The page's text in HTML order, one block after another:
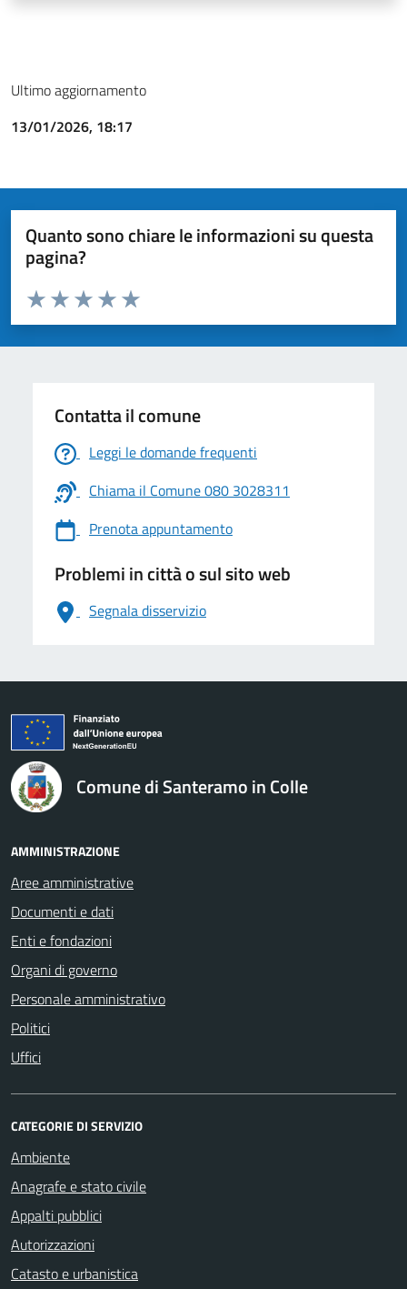
Ultimo aggiornamento
13/01/2026, 18:17
Quanto sono chiare le informazioni su questa
pagina?
Valuta da 1 a 5 stelle la pagina
Valuta 5 stelle su 5
Valuta 4 stelle su 5
Valuta 3 stelle su 5
Valuta 2 stelle su 5
Valuta 1 stelle su 5
Contatta il comune
Leggi le domande frequenti
Chiama il Comune 080 3028311
Prenota appuntamento
Problemi in città o sul sito web
Segnala disservizio
logo Unione Europea
Comune di Santeramo in Colle
AMMINISTRAZIONE
Aree amministrative
Documenti e dati
Enti e fondazioni
Organi di governo
Personale amministrativo
Politici
Uffici
CATEGORIE DI SERVIZIO
Ambiente
Anagrafe e stato civile
Appalti pubblici
Autorizzazioni
Catasto e urbanistica